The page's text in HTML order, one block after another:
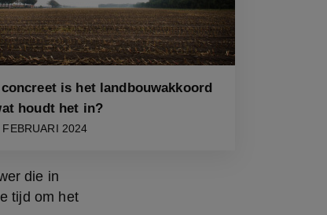
concreet is het landbouwakkoord
houdt het in?
FEBRUARI 2024
die in
tijd om het